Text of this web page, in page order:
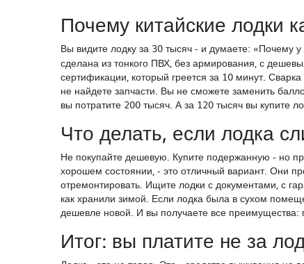
Почему китайские лодки
Вы видите лодку за 30 тысяч - и думаете: «Почему
сделана из тонкого ПВХ, без армирования, с
сертификации, который греется за 10 минут.
не найдете запчасти. Вы не сможете заменить
вы потратите 200 тысяч. А за 120 тысяч вы купите
Что делать, если лодка
Не покупайте дешевую. Купите подержанную - но
хорошем состоянии, - это отличный вариант. Они
отремонтировать. Ищите лодки с документами, с
как хранили зимой. Если лодка была в сухом
дешевле новой. И вы получаете все преимущества:
Итог: вы платите не за